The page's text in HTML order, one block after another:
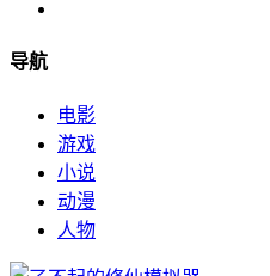
导航
电影
游戏
小说
动漫
人物